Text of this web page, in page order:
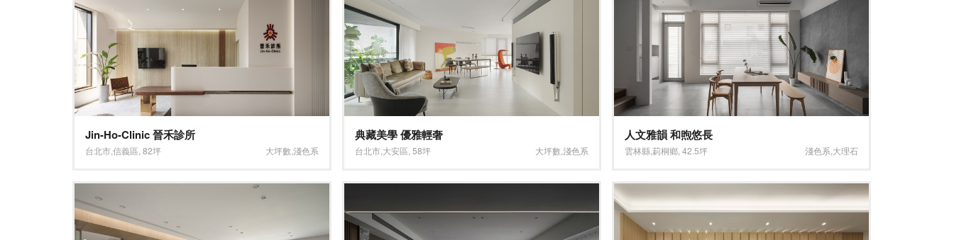
Jin-Ho-Clinic 晉禾診所
台北市信義區 82坪 大坪數 淺色系
典藏美學 優雅輕奢
台北市 大安區 58坪 大坪數 淺色系
人文雅韻 和煦悠長
雲林縣莿桐鄉 42.5坪 淺色系 大理石